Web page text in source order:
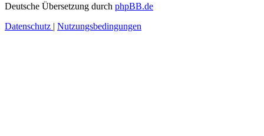
Deutsche Übersetzung durch phpBB.de
Datenschutz | Nutzungsbedingungen